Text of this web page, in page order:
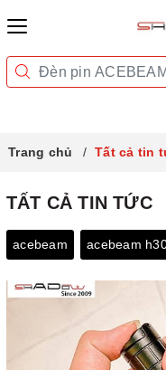
Trang chủ Tất cả tin
TẤT CẢ TIN TỨC
acebeam acebeam